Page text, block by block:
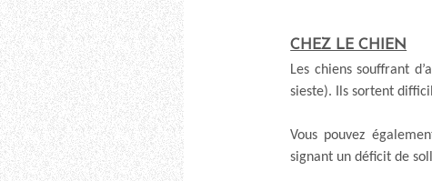
CHEZ LE CHIEN
Les chiens souffrant
sieste). Ils sortent
Vous pouvez
signant un déficit de